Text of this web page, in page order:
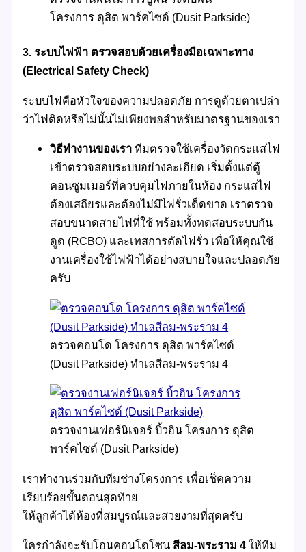
โครงการ ดุสิต พาร์คไซด์ (Dusit Parkside)
3. ระบบไฟฟ้า ตรวจสอบด้วยเครื่องมือเฉพาะทาง
(Electrical Safety Check)
ระบบไฟคือหัวใจของความปลอดภัย การดูด้วยตาเปล่า
ว่าไฟติดหรือไม่นั้นไม่เพียงพอสำหรับมาตรฐานของเรา
วิธีทำงานของเรา ทีมตรวจใช้เครื่องวัดกระแสไฟ
เข้าตรวจสอบระบบอย่างละเอียด เริ่มตั้งแต่ตู้
คอนซูมเมอร์ที่ควบคุมไฟภายในห้อง กระแสไฟ
ต้องเสถียรและต้องไม่มีไฟรั่วเด็ดขาด เราตรวจ
สอบขนาดสายไฟที่ใช้ พร้อมทั้งทดสอบระบบกัน
ดูด (RCBO) และเทสการตัดไฟรั่ว เพื่อให้คุณใช้
งานเครื่องใช้ไฟฟ้าได้อย่างสบายใจและปลอดภัย
ครับ
ตรวจคอนโด โครงการ ดุสิต พาร์คไซด์
(Dusit Parkside) ทำเลสีลม-พระราม 4
ตรวจงานเฟอร์นิเจอร์ บิ้วอิน โครงการ ดุสิต
พาร์คไซด์ (Dusit Parkside)
เราทำงานร่วมกับทีมช่างโครงการ เพื่อเช็คความ
เรียบร้อยขั้นตอนสุดท้าย
ให้ลูกค้าได้ห้องที่สมบูรณ์และสวยงามที่สุดครับ
ใครกำลังจะรับโอนคอนโดโซน สีลม-พระราม 4 ให้ทีม